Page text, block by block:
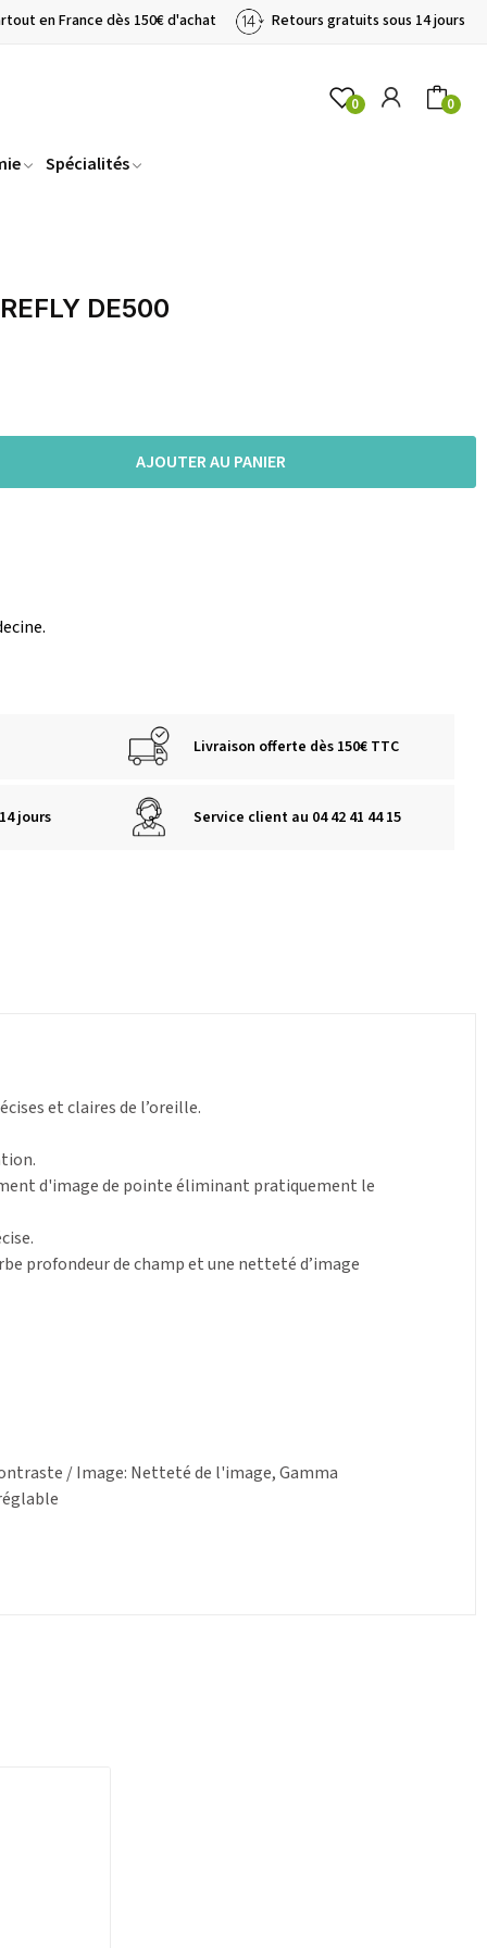
en France dès 150€ d'achat Retours gratuits sous 14 jours
0 0
Spécialités
DE500
AJOUTER AU PANIER
Livraison offerte dès 150€ TTC
jours Service client au 04 42 41 44 15
et claires de l’oreille.
d'image de pointe éliminant pratiquement le
profondeur de champ et une netteté d’image
/ Image: Netteté de l'image, Gamma